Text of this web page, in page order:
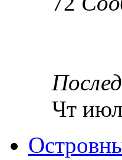
Чт